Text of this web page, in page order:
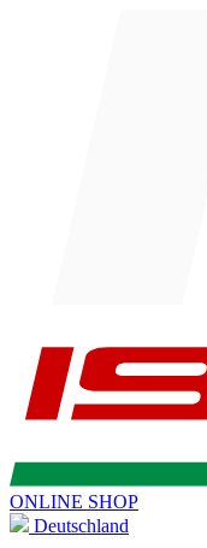
ONLINE SHOP
Deutschland